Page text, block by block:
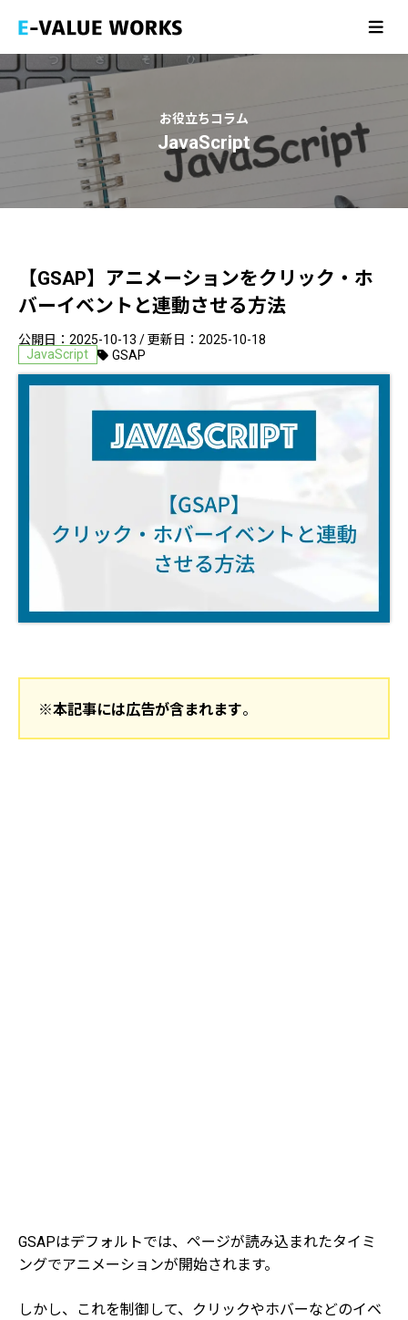
ホーム
アバウト
制作実績
お問い合わせ
CONTACT
お役立ちコラム
JavaScript
【GSAP】アニメーションをクリック・ホ
バーイベントと連動させる方法
公開日： 2025-10-13 / 更新日： 2025-10-18
JavaScript
GSAP
※本記事には広告が含まれます。
GSAPはデフォルトでは、ページが読み込まれたタイミ
ングでアニメーションが開始されます。
しかし、これを制御して、クリックやホバーなどのイベ